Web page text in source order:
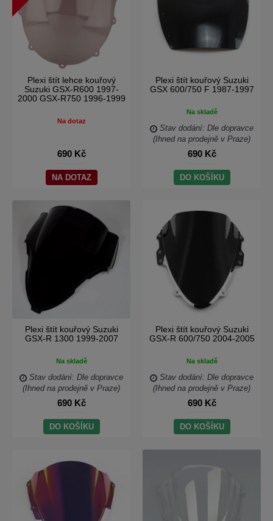
Plexi štít lehce kouřový
Suzuki GSX-R600 1997-
2000 GSX-R750 1996-1999
Na dotaz
690 Kč
NA DOTAZ
Plexi štít kouřový Suzuki
GSX 600/750 F 1987-1997
Na skladě
Stav dodání: Dle dopravce
(Ihned na prodejně v Praze)
690 Kč
DO KOŠÍKU
Plexi štít kouřový Suzuki
GSX-R 1300 1999-2007
Na skladě
Stav dodání: Dle dopravce
(Ihned na prodejně v Praze)
690 Kč
DO KOŠÍKU
Plexi štít kouřový Suzuki
GSX-R 600/750 2004-2005
Na skladě
Stav dodání: Dle dopravce
(Ihned na prodejně v Praze)
690 Kč
DO KOŠÍKU